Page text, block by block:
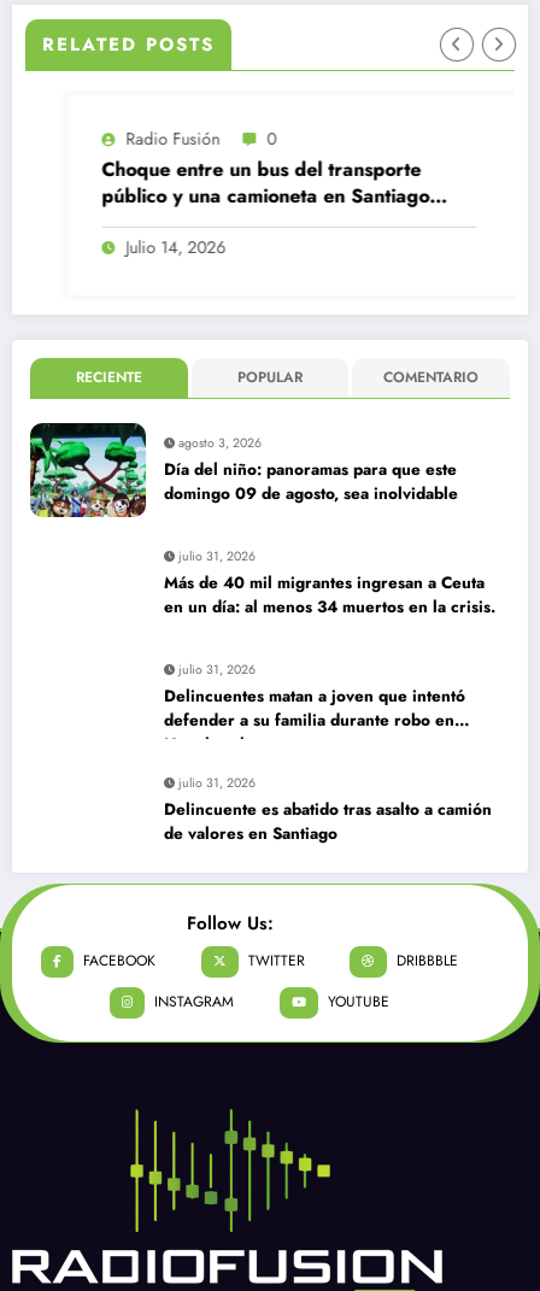
RELATED POSTS
Radio Fusión
Choque entre un bus del transporte
público y una camioneta en Santiago
Centro
Julio 14, 2026
RECIENTE POPULAR COMENTARIO
agosto 3, 2026
Día del niño: panoramas para que este
domingo 09 de agosto, sea inolvidable
julio 31, 2026
Más de 40 mil migrantes ingresan a Ceuta
en un día: al menos 34 muertos en la crisis.
julio 31, 2026
Delincuentes matan a joven que intentó
defender a su familia durante robo en
Huechuraba
julio 31, 2026
Delincuente es abatido tras asalto a camión
de valores en Santiago
Follow Us:
FACEBOOK TWITTER
DRIBBBLE
INSTAGRAM
YOUTUBE